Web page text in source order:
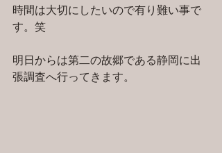
時間は大切にしたいので有り難い事で
す。笑
明日からは第二の故郷である静岡に出
張調査へ行ってきます。